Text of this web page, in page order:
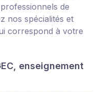
de
nos spécialités et
correspond à votre
enseignement